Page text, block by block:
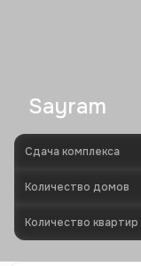
Sayram
Сдача комплекса
Количество домов
Количество квартир